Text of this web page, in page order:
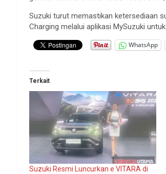
Suzuki turut memastikan ketersediaan
Charging melalui aplikasi MySuzuki
WhatsApp
Terkait
Suzuki Resmi Luncurkan e VITARA di